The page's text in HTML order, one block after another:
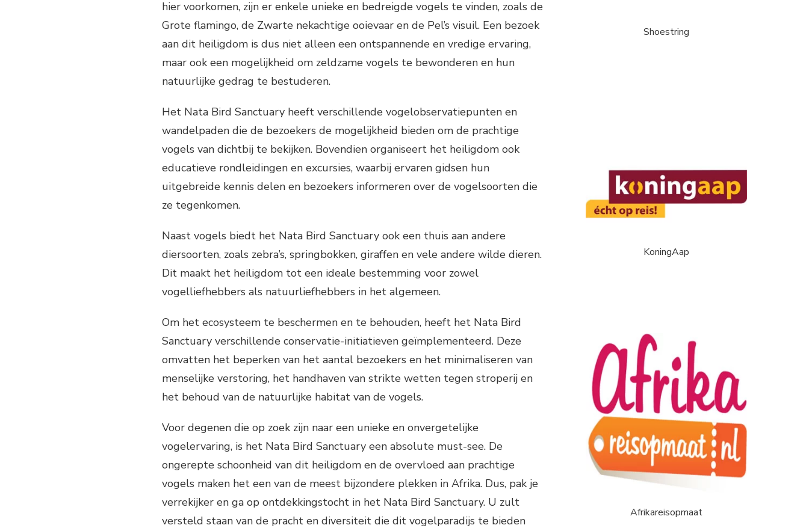
hier voorkomen, zijn er enkele unieke en bedreigde vogels te vinden, zoals de
Grote flamingo, de Zwarte nekachtige ooievaar en de Pel’s visuil. Een bezoek
aan dit heiligdom is dus niet alleen een ontspannende en vredige ervaring,
maar ook een mogelijkheid om zeldzame vogels te bewonderen en hun
natuurlijke gedrag te bestuderen.
Het Nata Bird Sanctuary heeft verschillende vogelobservatiepunten en
wandelpaden die de bezoekers de mogelijkheid bieden om de prachtige
vogels van dichtbij te bekijken. Bovendien organiseert het heiligdom ook
educatieve rondleidingen en excursies, waarbij ervaren gidsen hun
uitgebreide kennis delen en bezoekers informeren over de vogelsoorten die
ze tegenkomen.
Naast vogels biedt het Nata Bird Sanctuary ook een thuis aan andere
diersoorten, zoals zebra’s, springbokken, giraffen en vele andere wilde dieren.
Dit maakt het heiligdom tot een ideale bestemming voor zowel
vogelliefhebbers als natuurliefhebbers in het algemeen.
Om het ecosysteem te beschermen en te behouden, heeft het Nata Bird
Sanctuary verschillende conservatie-initiatieven geïmplementeerd. Deze
omvatten het beperken van het aantal bezoekers en het minimaliseren van
menselijke verstoring, het handhaven van strikte wetten tegen stroperij en
het behoud van de natuurlijke habitat van de vogels.
Voor degenen die op zoek zijn naar een unieke en onvergetelijke
vogelervaring, is het Nata Bird Sanctuary een absolute must-see. De
ongerepte schoonheid van dit heiligdom en de overvloed aan prachtige
vogels maken het een van de meest bijzondere plekken in Afrika. Dus, pak je
verrekijker en ga op ontdekkingstocht in het Nata Bird Sanctuary. U zult
versteld staan van de pracht en diversiteit die dit vogelparadijs te bieden
Shoestring
KoningAap
Afrikareisopmaat